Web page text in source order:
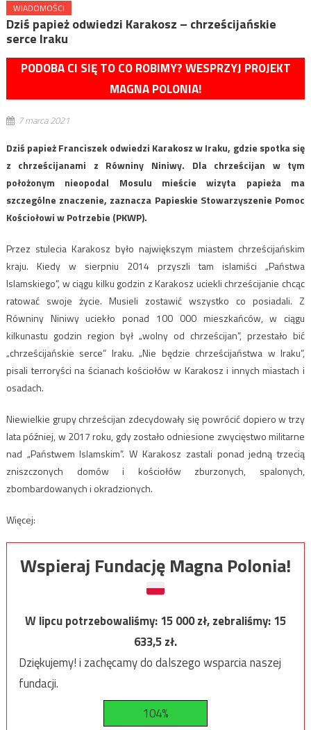
WIADOMOŚCI
Dziś papież odwiedzi Karakosz – chrześcijańskie
serce Iraku
PODOBA CI SIĘ TO CO ROBIMY? WESPRZYJ PROJEKT
MAGNA POLONIA!
7 marca 2021
Dziś papież Franciszek odwiedzi Karakosz w Iraku, gdzie spotka się
z chrześcijanami z Równiny Niniwy. Dla chrześcijan w tym
położonym nieopodal Mosulu mieście wizyta papieża ma
szczególne znaczenie, zaznacza Papieskie Stowarzyszenie Pomoc
Kościołowi w Potrzebie (PKWP).
Przez stulecia Karakosz było największym miastem chrześcijańskim
kraju. Kiedy w sierpniu 2014 przyszli tam islamiści „Państwa
Islamskiego”, w ciągu kilku godzin z Karakosz uciekli chrześcijanie chcąc
ratować swoje życie. Musieli zostawić wszystko co posiadali. Z
Równiny Niniwy uciekło ponad 100 000 mieszkańców, w ciągu
kilkunastu godzin region był „wolny od chrześcijan”, przestało bić
„chrześcijańskie serce” Iraku. „Nie będzie chrześcijaństwa w Iraku”,
pisali terroryści na ścianach kościołów w Karakosz i innych miastach i
osadach.
Niewielkie grupy chrześcijan zdecydowały się powrócić dopiero w trzy
lata później, w 2017 roku, gdy zostało odniesione zwycięstwo militarne
nad „Państwem Islamskim”. W Karakosz zastali ponad jedną trzecią
zniszczonych domów i kościołów zburzonych, spalonych,
zbombardowanych i okradzionych.
Więcej:
Wspieraj Fundację Magna Polonia!
W lipcu potrzebowaliśmy:15 000zł, zebraliśmy:15
633,5zł.
Dziękujemy! i zachęcamy do dalszego wsparcia naszej
fundacji.
104%